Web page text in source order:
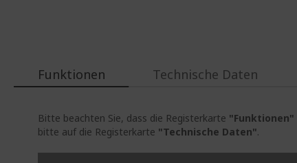
Funktionen
Bitte beachten Sie, dass die Registerkarte "Funktionen"
bitte auf die Registerkarte "Technische Daten".
Technische Daten